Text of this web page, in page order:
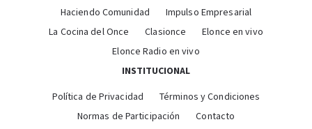
Haciendo Comunidad
Impulso Empresarial
La Cocina del Once
Clasionce
Elonce en vivo
Elonce Radio en vivo
INSTITUCIONAL
Política de Privacidad
Términos y Condiciones
Normas de Participación
Contacto